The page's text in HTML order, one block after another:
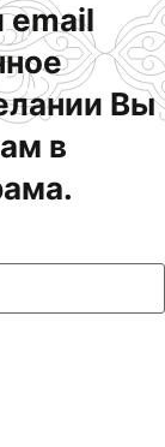
email
Вы
в